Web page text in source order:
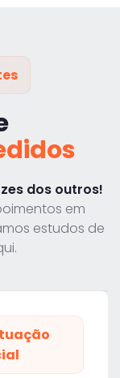
dos outros!
em
estudos de